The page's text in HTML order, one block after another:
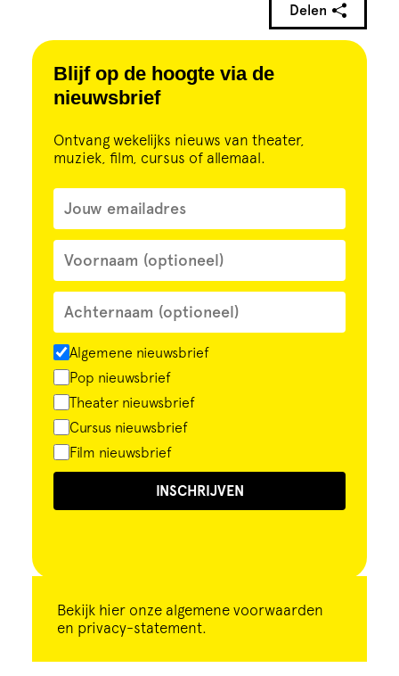
Blijf op de hoogte via de
nieuwsbrief
Ontvang wekelijks nieuws van theater,
muziek, film, cursus of allemaal.
Algemene nieuwsbrief
Pop nieuwsbrief
Theater nieuwsbrief
Cursus nieuwsbrief
Film nieuwsbrief
INSCHRIJVEN
Bekijk hier onze algemene voorwaarden
en privacy-statement.
Delen